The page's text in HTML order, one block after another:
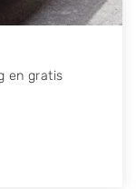
en gratis